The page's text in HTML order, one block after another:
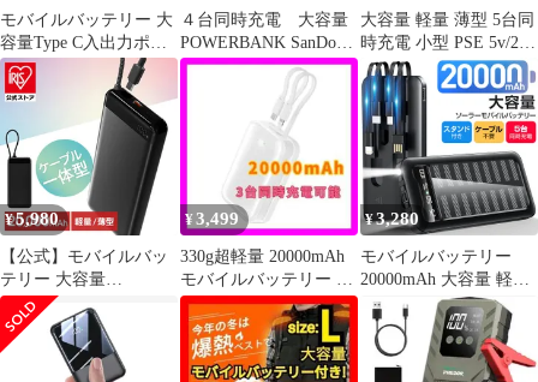
モバイルバッテリー 大
容量Type C入出力ポー
ト 20000mAh 急速充電
４台同時充電 大容量
POWERBANK SanDony
モバイル PB03
大容量 軽量 薄型 5台同
時充電 小型 PSE 5v/2a
スマホ充電器 残量表示
Lightning ケーブル モバ
イルバッテリー
20000mAh内蔵- iPhone -
Android CDB-VA03-BK
¥5,980
【公式】モバイルバッ
テリー 大容量
20000mAh 軽量 小型 ス
マホ 約4回分 急速充電
対応 薄型 USB Type-C
ケーブル一体型 アイリ
¥3,499
330g超軽量 20000mAh
モバイルバッテリー コ
ンパクト 大容量
¥3,280
モバイルバッテリー
20000mAh 大容量 軽量
薄型 5台同時充電 小型
PSE 5v/2a スマホ充電器
残量表示 Lightning ケー
ブル内蔵- iPhone -